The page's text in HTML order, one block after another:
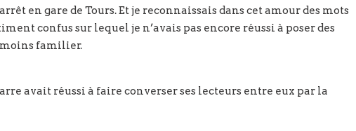
en gare de Tours. Et je reconnaissais dans cet amour des mots
confus sur lequel je n’avais pas encore réussi à poser des
familier.
avait réussi à faire converser ses lecteurs entre eux par la